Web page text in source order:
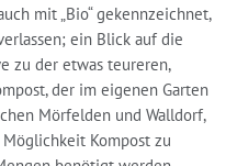
mit „Bio“ gekennzeichnet,
ein Blick auf die
zu der etwas teureren,
der im eigenen Garten
Mörfelden und Walldorf,
Kompost zu